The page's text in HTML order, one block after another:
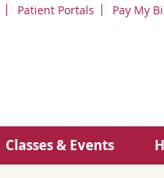
Patient Portals Pay My
Classes & Events